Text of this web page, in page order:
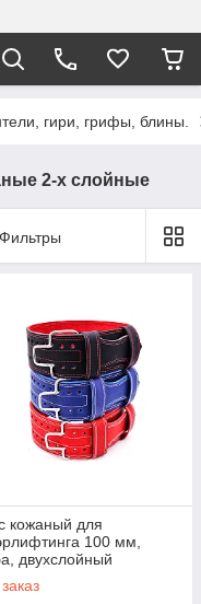
гири, грифы, блины.
2-х слойные
Фильтры
кожаный для
100 мм,
двухслойный